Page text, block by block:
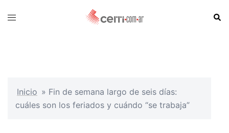
Toggle
Inicio » Fin de semana largo de seis días:
cuáles son los feriados y cuándo “se trabaja”